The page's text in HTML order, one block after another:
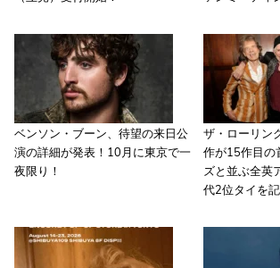
ベンソン・ブーン、待望の来日公
演の詳細が発表！10月に東京で一
夜限り！
ザ・ローリン
作が15作目の
ズと並ぶ全英
代2位タイを